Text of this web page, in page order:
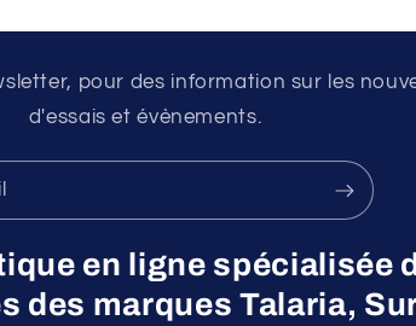
pour des information sur les
d'essais et évènements.
en ligne spécialisée
des marques Talaria,